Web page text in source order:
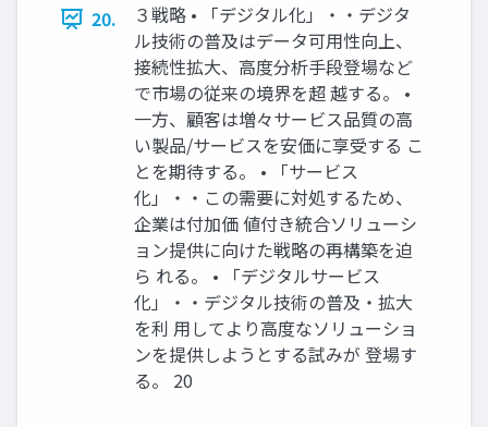
20.
３戦略 • 「デジタル化」・・デジタ
ル技術の普及はデータ可用性向上、
接続性拡大、高度分析手段登場など
で市場の従来の境界を超 越する。 •
一方、顧客は増々サービス品質の高
い製品/サービスを安価に享受する こ
とを期待する。 • 「サービス
化」・・この需要に対処するため、
企業は付加価 値付き統合ソリューシ
ョン提供に向けた戦略の再構築を迫
ら れる。 • 「デジタルサービス
化」・・デジタル技術の普及・拡大
を利 用してより高度なソリューショ
ンを提供しようとする試みが 登場す
る。 20